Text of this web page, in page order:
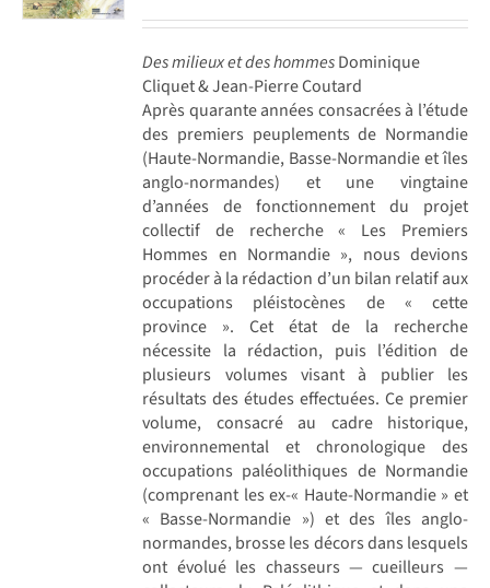
Des milieux et des hommesDominique
Cliquet & Jean-Pierre Coutard
Après quarante années consacrées à l’étude
des premiers peuplements de Normandie
(Haute-Normandie, Basse-Normandie et îles
anglo-normandes) et une vingtaine
d’années de fonctionnement du projet
collectif de recherche « Les Premiers
Hommes en Normandie », nous devions
procéder à la rédaction d’un bilan relatif aux
occupations pléistocènes de « cette
province ». Cet état de la recherche
nécessite la rédaction, puis l’édition de
plusieurs volumes visant à publier les
résultats des études effectuées. Ce premier
volume, consacré au cadre historique,
environnemental et chronologique des
occupations paléolithiques de Normandie
(comprenant les ex-« Haute-Normandie » et
« Basse-Normandie ») et des îles anglo-
normandes, brosse les décors dans lesquels
ont évolué les chasseurs — cueilleurs —